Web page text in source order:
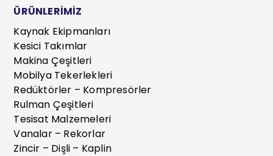
ÜRÜNLERİMİZ
Kaynak Ekipmanları
Kesici Takımlar
Makina Çeşitleri
Mobilya Tekerlekleri
Redüktörler – Kompresörler
Rulman Çeşitleri
Tesisat Malzemeleri
Vanalar – Rekorlar
Zincir – Dişli – Kaplin